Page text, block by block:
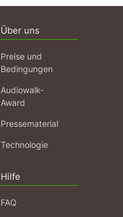
Über uns
Preise und
Bedingungen
Audiowalk-
Award
Pressematerial
Technologie
Hilfe
FAQ